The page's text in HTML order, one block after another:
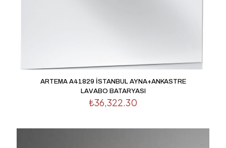
ARTEMA A41829 İSTANBUL AYNA+ANKASTRE
LAVABO BATARYASI
₺36,322.30